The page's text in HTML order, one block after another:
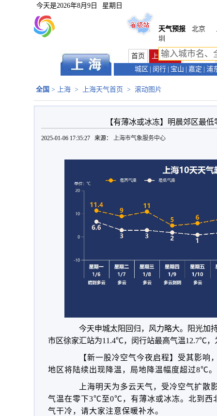
今天是2026年8月9日 星期日
天气预报 北京
圳
首页 上海首页
天气预报
城区
闵行 宝山 嘉定 浦
全国 > 上海 > 上海天气首页 > 滚动图片
【有薄冰或冰冻】明晨郊区最
2025-01-06 17:35:27 来源： 上海市气象服务中心
今天申城太阳回归，风力略大。阳光加
市区徐家汇站为11.4℃，闵行站最高气温12.7℃，
【新一股冷空气今夜启程】 受其影响
地区将陆续出现降温，局地降温幅度超过8℃。
上海明天为多云天气，受冷空气扩
气温在零下3℃至0℃，有薄冰或冰冻。北到西
气干冷，请大家注意保暖补水。